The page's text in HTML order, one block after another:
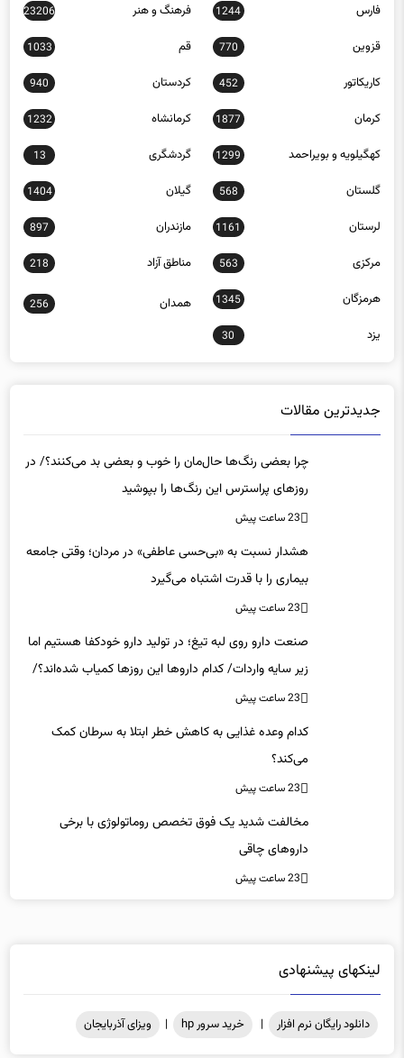
فارس 1244 فرهنگ و هنر 23206
قزوین 770 قم 1033
کاریکاتور 452 کردستان 940
کرمان 1877 کرمانشاه 1232
کهگیلویه و بویراحمد 1299 گردشگری 13
گلستان 568 گیلان 1404
لرستان 1161 مازندران 897
مرکزی 563 مناطق آزاد 218
هرمزگان 1345 همدان 256
یزد 30
جدیدترین مقالات
چرا بعضی رنگ‌ها حال‌مان را خوب و بعضی بد می‌کنند؟/ در
روزهای پراسترس این رنگ‌ها را بپوشید
23 ساعت پیش
هشدار نسبت به «بی‌حسی عاطفی» در مردان؛ وقتی جامعه
بیماری را با قدرت اشتباه می‌گیرد
23 ساعت پیش
صنعت دارو روی لبه تیغ؛ در تولید دارو خودکفا هستیم اما
زیر سایه واردات/ کدام داروها این روزها کمیاب شده‌اند؟/
«کشور سه ماه ذخیره دارویی دارد»
23 ساعت پیش
کدام وعده غذایی به کاهش خطر ابتلا به سرطان کمک
می‌کند؟
23 ساعت پیش
مخالفت شدید یک فوق تخصص روماتولوژی با برخی
داروهای چاقی
23 ساعت پیش
لینکهای پیشنهادی
دانلود رایگان نرم افزار | خرید سرور hp | ویزای آذربایجان